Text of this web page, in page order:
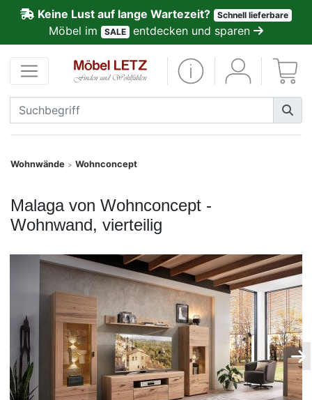
Keine Lust auf lange Wartezeit? Schnell lieferbare
Möbel im SALE entdecken und sparen
Wohnwände > Wohnconcept
Malaga von Wohnconcept -
Wohnwand, vierteilig
Kundenmeinungen
Anmelden
PREMIUM
Schnell
SALE
Polsterplaner
Möbel-
Konfigurator
Finanzierung